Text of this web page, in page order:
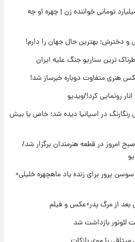
در لوناپارک شیراز؛ آخرین وضعیت
خطرناک پس از حادثه
لئونور بازداشت شد
و فیلم
مرموز محمدحسین میثاقی با موی
زیبایی ۴۰ میلیارد تومانی خواننده زن | چهره او چه
بهترین حال جهان را دارم!
ترین سناریو جنگ علیه ایران
هنری متفاوت دوباره خبرساز شد!
رونمایی کرد!/ویدیو
در اسپانیا دیده شد؛ خاص یا بیش
امروز در قطعه هنرمندان برگزار شد/
پرور برای زنده یاد ماهچهره خلیلی+
از مرگ پدر+عکس و فیلم